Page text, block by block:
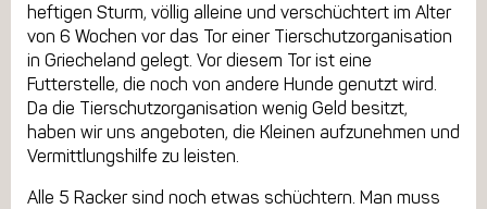
heftigen Sturm, völlig alleine und verschüchtert im Alter
von 6 Wochen vor das Tor einer Tierschutzorganisation
in Griecheland gelegt. Vor diesem Tor ist eine
Futterstelle, die noch von andere Hunde genutzt wird.
Da die Tierschutzorganisation wenig Geld besitzt,
haben wir uns angeboten, die Kleinen aufzunehmen und
Vermittlungshilfe zu leisten.
Alle 5 Racker sind noch etwas schüchtern. Man muss